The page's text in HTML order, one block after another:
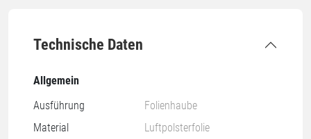
Technische Daten
Allgemein
Ausführung
Folienhaube
Material
Luftpolsterfolie